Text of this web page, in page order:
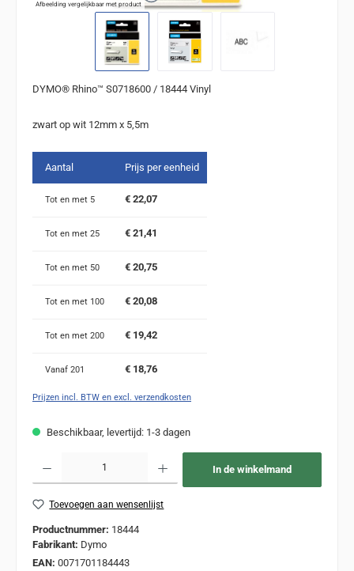
Afbeelding vergelijkbaar met product
DYMO® Rhino™ S0718600 / 18444 Vinyl
zwart op wit 12mm x 5,5m
Aantal Prijs per eenheid
Tot en met 5 € 22,07
Tot en met 25 € 21,41
Tot en met 50 € 20,75
Tot en met 100 € 20,08
Tot en met 200 € 19,42
Vanaf 201 € 18,76
Prijzen incl. BTW en excl. verzendkosten
Beschikbaar, levertijd: 1-3 dagen
In de winkelmand
Toevoegen aan wensenlijst
Productnummer: 18444
Fabrikant: Dymo
EAN: 0071701184443